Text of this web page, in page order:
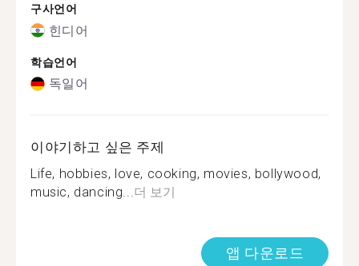
구사언어
힌디어
학습언어
독일어
이야기하고 싶은 주제
Life, hobbies, love, cooking, movies, bollywood,
music, dancing...더 보기
앱 다운로드